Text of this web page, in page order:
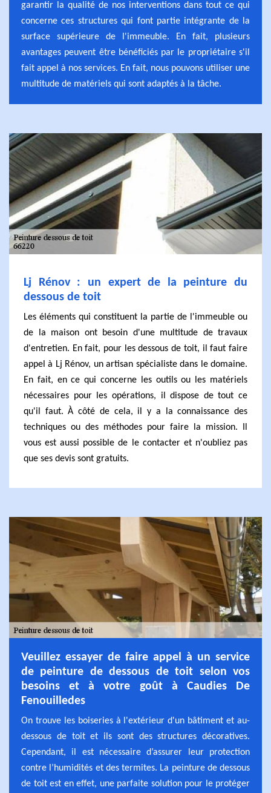
garantir la qualité de nos interventions dans tout ce qui
concerne ces structures qui font partie intégrante de la
surface supérieure de l'immeuble. En fait, plusieurs
avantages peuvent être bénéficiés par le propriétaire s'il
fait appel à nos services. En fait, nous pouvons utiliser une
multitude de matériels qui sont adaptés à la tâche.
Lj Rénov : un expert de la peinture du
dessous de toit
Les éléments qui constituent la partie de l'immeuble ou
de la maison ont besoin d'une multitude de travaux
d'entretien. En fait, pour les dessous de toit, il faut faire
appel à Lj Rénov, un artisan spécialiste dans le domaine.
En fait, en ce qui concerne les outils ou les matériels
nécessaires pour les opérations, il dispose de tout ce
qu'il faut. À côté de cela, il y a la connaissance des
techniques ou des méthodes pour faire la mission. Il
vous est aussi possible de le contacter et n'oubliez pas
que ses devis sont gratuits.
Veuillez essayer de faire appel à un service
de peinture de dessous de toit selon vos
besoins et à votre goût à Caudies De
Fenouilledes
On trouve les boiseries à l'extérieur d'un bâtiment et au-
dessous de toit et ils sont des structures décoratives.
Cependant, il est nécessaire d’assurer leur protection
contre l’humidités et des termites. La peinture de dessous
de toit est en effet, une parfaite solution pour le protéger